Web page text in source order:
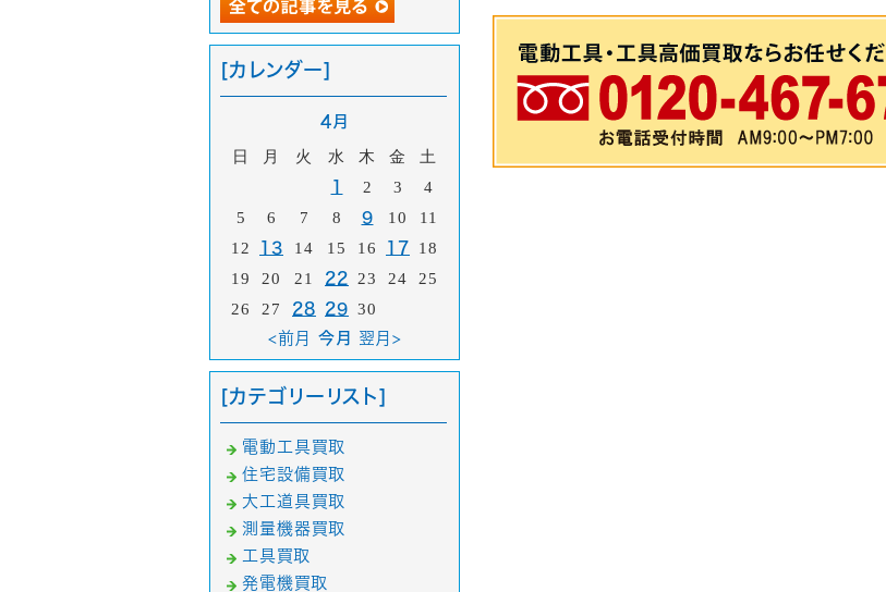
[カレンダー]
4月
日 月 火 水 木 金 土
1 2 3
4
5
6 7 8 9 10
11
12
13 14 15 16 17
18
19
20 21 22 23 24
25
26
27 28 29 30
<前月 今月 翌月>
[カテゴリーリスト]
電動工具買取
住宅設備買取
大工道具買取
測量機器買取
工具買取
発電機買取